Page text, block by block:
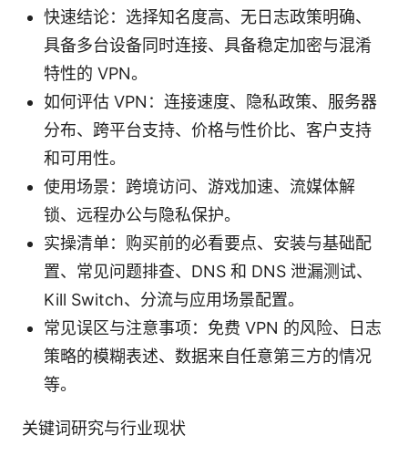
快速结论：选择知名度高、无日志政策明确、
具备多台设备同时连接、具备稳定加密与混淆
特性的 VPN。
如何评估 VPN：连接速度、隐私政策、服务器
分布、跨平台支持、价格与性价比、客户支持
和可用性。
使用场景：跨境访问、游戏加速、流媒体解
锁、远程办公与隐私保护。
实操清单：购买前的必看要点、安装与基础配
置、常见问题排查、DNS 和 DNS 泄漏测试、
Kill Switch、分流与应用场景配置。
常见误区与注意事项：免费 VPN 的风险、日志
策略的模糊表述、数据来自任意第三方的情况
等。
关键词研究与行业现状